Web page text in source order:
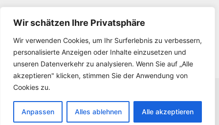
Wir schätzen Ihre Privatsphäre
Wir verwenden Cookies, um Ihr Surferlebnis zu verbessern,
personalisierte Anzeigen oder Inhalte einzusetzen und
unseren Datenverkehr zu analysieren. Wenn Sie auf „Alle
akzeptieren" klicken, stimmen Sie der Anwendung von
Cookies zu.
Anpassen Alles ablehnen Alle akzeptieren
Impressum
Kontakt
Downloads